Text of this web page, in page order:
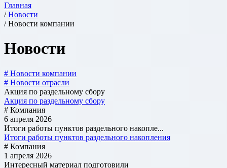
Главная
/Новости
/ Новости компании
Новости
# Новости компании
# Новости отрасли
Акция по раздельному сбору
Акция по раздельному сбору
# Компания
6 апреля 2026
Итоги работы пунктов раздельного накопле...
Итоги работы пунктов раздельного накопления
# Компания
1 апреля 2026
Интересный материал подготовили